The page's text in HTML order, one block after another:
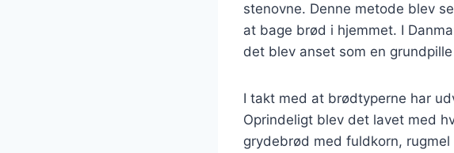
stenovne. Denne metode blev
at bage brød i hjemmet. I
det blev anset som en
I takt med at brødtyperne har
Oprindeligt blev det lavet med
grydebrød med fuldkorn,